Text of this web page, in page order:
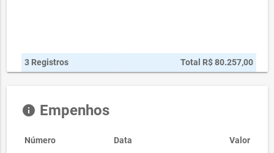
3 Registros Total R$ 80.257,00
info Empenhos
Número Data Valor